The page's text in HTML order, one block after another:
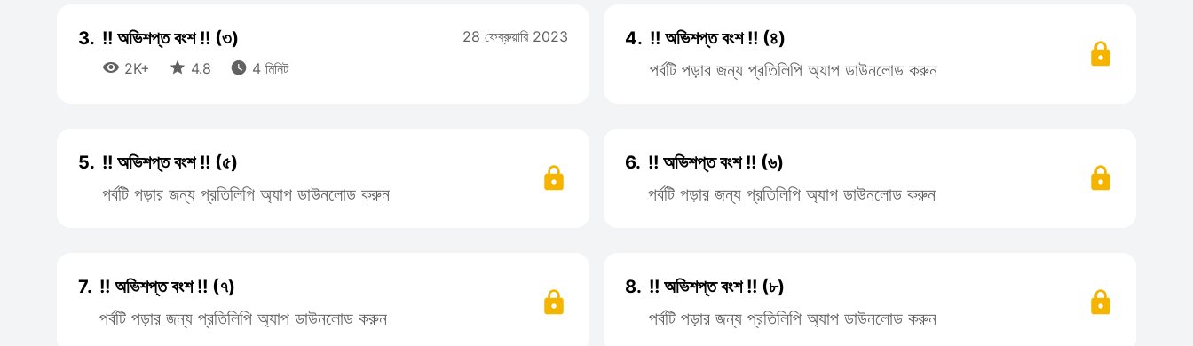
3. !! অভিশপ্ত বংশ !! (৩)
 2K+  4.8  4 মিনিট
28 ফেব্রুয়ারি 2023 4. !! অভিশপ্ত বংশ !! (৪)
পর্বটি পড়ার জন্য প্রতিলিপি অ্যাপ ডাউনলোড করুন
5. !! অভিশপ্ত বংশ !! (৫)
পর্বটি পড়ার জন্য প্রতিলিপি অ্যাপ ডাউনলোড করুন
6. !! অভিশপ্ত বংশ !! (৬)
পর্বটি পড়ার জন্য প্রতিলিপি অ্যাপ ডাউনলোড করুন
7. !! অভিশপ্ত বংশ !! (৭)
পর্বটি পড়ার জন্য প্রতিলিপি অ্যাপ ডাউনলোড করুন
8. !! অভিশপ্ত বংশ !! (৮)
পর্বটি পড়ার জন্য প্রতিলিপি অ্যাপ ডাউনলোড করুন